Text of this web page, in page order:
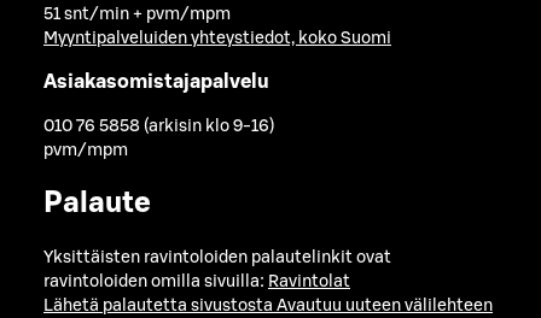
51 snt/min + pvm/mpm
Myyntipalveluiden yhteystiedot, koko Suomi
Asiakasomistajapalvelu
010 76 5858 (arkisin klo 9-16)
pvm/mpm
Palaute
Yksittäisten ravintoloiden palautelinkit ovat
ravintoloiden omilla sivuilla: Ravintolat
Lähetä palautetta sivustosta Avautuu uuteen välilehteen